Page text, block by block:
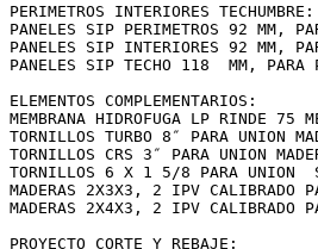
PERIMETROS INTERIORES TECHUMBRE:
PANELES SIP PERIMETROS 92 MM,
PANELES SIP INTERIORES 92 MM,
PANELES SIP TECHO 118  MM, PARA
ELEMENTOS COMPLEMENTARIOS:
MEMBRANA HIDROFUGA LP RINDE 75
TORNILLOS TURBO 8″ PARA UNION
TORNILLOS CRS 3″ PARA UNION
TORNILLOS 6 X 1 5/8 PARA UNION
MADERAS 2X3X3, 2 IPV CALIBRADO
MADERAS 2X4X3, 2 IPV CALIBRADO
PROYECTO CORTE Y REBAJE: